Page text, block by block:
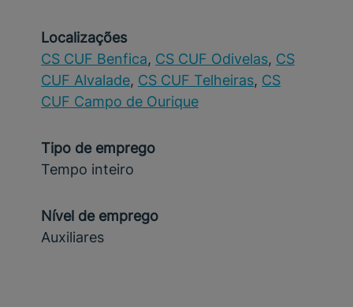
Localizações
CS CUF Benfica, CS CUF Odivelas, CS
CUF Alvalade, CS CUF Telheiras, CS
CUF Campo de Ourique
Tipo de emprego
Tempo inteiro
Nível de emprego
Auxiliares